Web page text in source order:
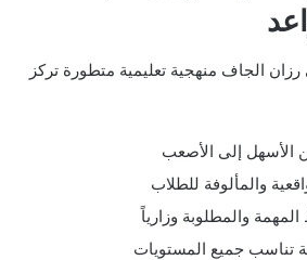
الجاف منهجية تعليمية متطورة تركز
الأسهل إلى الأصعب
والمألوفة للطلاب
والمطلوبة وزارياً
تناسب جميع المستويات